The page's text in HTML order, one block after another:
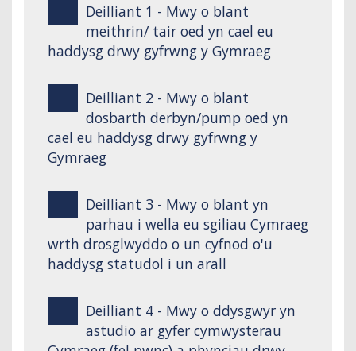
Deilliant 1 - Mwy o blant
meithrin/ tair oed yn cael eu
haddysg drwy gyfrwng y Gymraeg
Deilliant 2 - Mwy o blant
dosbarth derbyn/pump oed yn
cael eu haddysg drwy gyfrwng y
Gymraeg
Deilliant 3 - Mwy o blant yn
parhau i wella eu sgiliau Cymraeg
wrth drosglwyddo o un cyfnod o'u
haddysg statudol i un arall
Deilliant 4 - Mwy o ddysgwyr yn
astudio ar gyfer cymwysterau